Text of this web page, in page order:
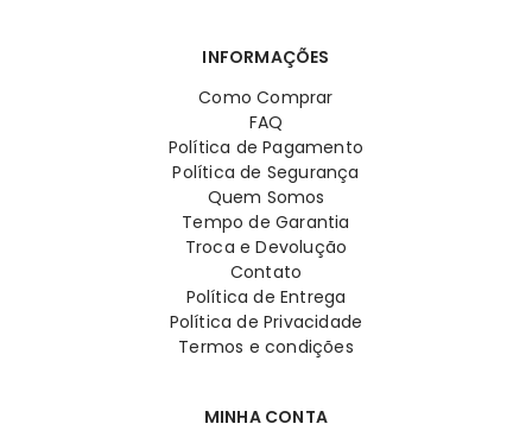
INFORMAÇÕES
Como Comprar
FAQ
Política de Pagamento
Política de Segurança
Quem Somos
Tempo de Garantia
Troca e Devolução
Contato
Política de Entrega
Política de Privacidade
Termos e condições
MINHA CONTA